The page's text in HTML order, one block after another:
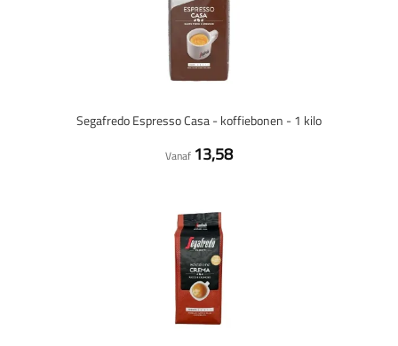
Segafredo Espresso Casa - koffiebonen - 1 kilo
Vanaf 13,58